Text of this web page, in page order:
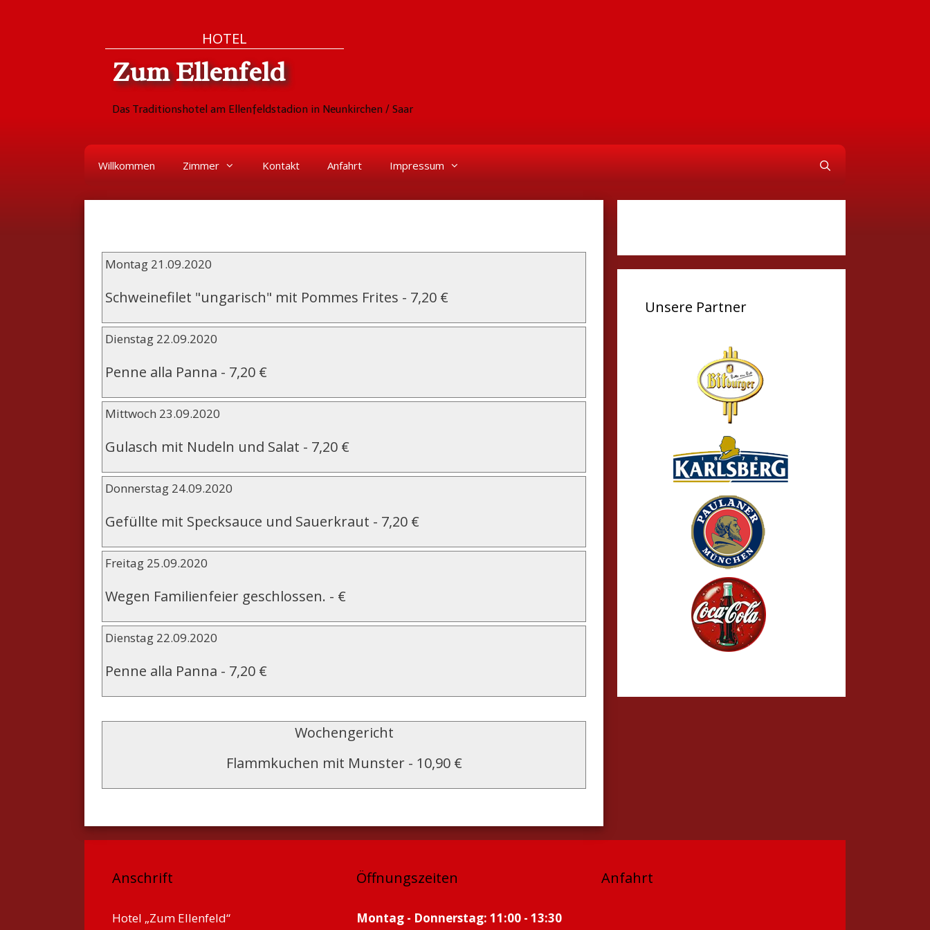
HOTEL
Zum Ellenfeld
Das Traditionshotel am Ellenfeldstadion in Neunkirchen / Saar
Willkommen Zimmer Kontakt Anfahrt Impressum
Montag 21.09.2020
Schweinefilet "ungarisch" mit Pommes Frites - 7,20 €
Dienstag 22.09.2020
Penne alla Panna - 7,20 €
Mittwoch 23.09.2020
Gulasch mit Nudeln und Salat - 7,20 €
Donnerstag 24.09.2020
Gefüllte mit Specksauce und Sauerkraut - 7,20 €
Freitag 25.09.2020
Wegen Familienfeier geschlossen. - €
Dienstag 22.09.2020
Penne alla Panna - 7,20 €
Wochengericht
Flammkuchen mit Munster- 10,90 €
Unsere Partner
Anschrift
Hotel „Zum Ellenfeld“
Öffnungszeiten
Montag - Donnerstag: 11:00 - 13:30
Anfahrt